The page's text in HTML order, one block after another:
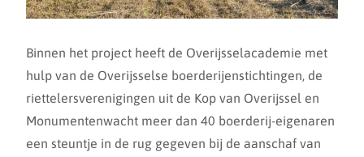
Binnen het project heeft de Overijsselacademie met
hulp van de Overijsselse boerderijenstichtingen, de
riettelersverenigingen uit de Kop van Overijssel en
Monumentenwacht meer dan 40 boerderij-eigenaren
een steuntje in de rug gegeven bij de aanschaf van